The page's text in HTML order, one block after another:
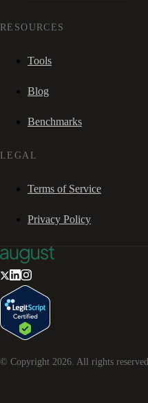
RESOURCES
Tools
Blog
Benchmarks
LEGAL
Terms of Service
Privacy Policy
© Copyright 2026 . All rights reserved.